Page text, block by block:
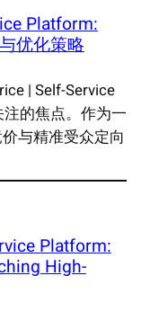
Platform:
优化策略
| Self-Service
的焦点。作为一
与精准受众定向
Platform:
High-